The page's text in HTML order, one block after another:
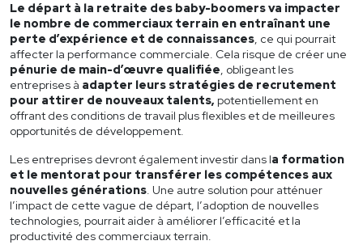
Le départ à la retraite des baby-boomers va impacter
le nombre de commerciaux terrain en entraînant une
perte d’expérience et de connaissances, ce qui pourrait
affecter la performance commerciale. Cela risque de créer une
pénurie de main-d’œuvre qualifiée, obligeant les
entreprises à adapter leurs stratégies de recrutement
pour attirer de nouveaux talents, potentiellement en
offrant des conditions de travail plus flexibles et de meilleures
opportunités de développement.
Les entreprises devront également investir dans la formation
et le mentorat pour transférer les compétences aux
nouvelles générations. Une autre solution pour atténuer
l’impact de cette vague de départ, l’adoption de nouvelles
technologies, pourrait aider à améliorer l’efficacité et la
productivité des commerciaux terrain.